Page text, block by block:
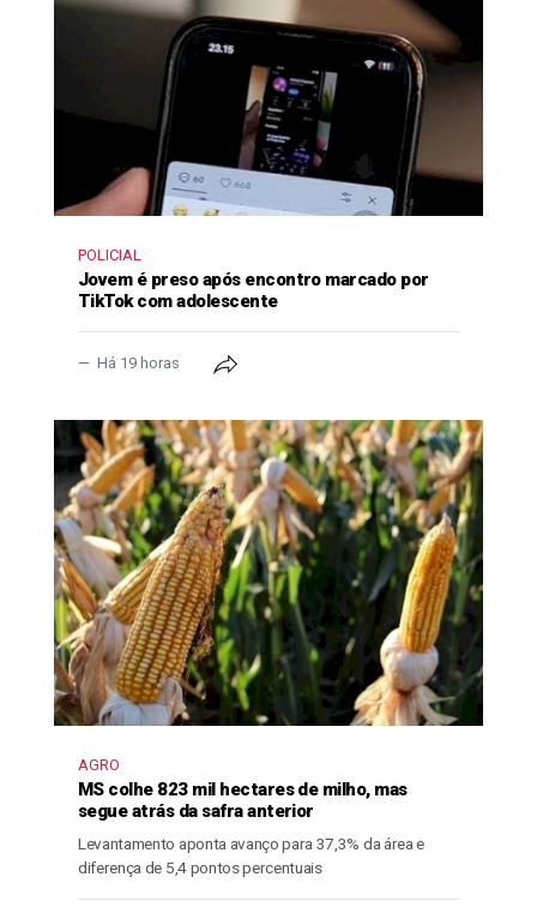
POLICIAL
Jovem é preso após encontro marcado por
TikTok com adolescente
Há 19 horas
AGRO
MS colhe 823 mil hectares de milho, mas
segue atrás da safra anterior
Levantamento aponta avanço para 37,3% da área e
diferença de 5,4 pontos percentuais